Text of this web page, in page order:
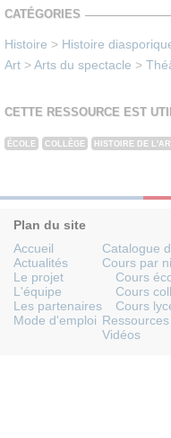
CATÉGORIES
Histoire > Histoire
Art >Arts du spectacle >
CETTE RESSOURCE EST
ÉCOLE COLLÈGE HISTOIRE DE
Plan du site
Accueil
Actualités
Le projet
L'équipe
Les partenaires
Mode d'emploi
Catalogue
Cours par
Cours
Cours
Cours
Vidéos